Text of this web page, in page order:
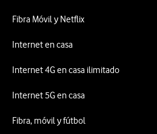
Fibra Móvil y Netflix
Internet en casa
Internet 4G en casa ilimitado
Internet 5G en casa
Fibra, móvil y fútbol